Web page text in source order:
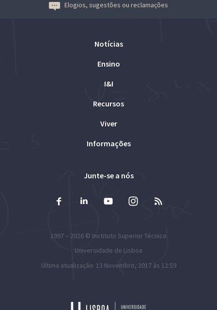
Elogios, sugestões ou reclamações
Notícias
Ensino
I&I
Recursos
Viver
Informações
Junte-se a nós
1997 – 2026 © Instituto Superior Técnico
Universidade de Lisboa
Última atualização: 13 Novembro, 2017 às 12:59